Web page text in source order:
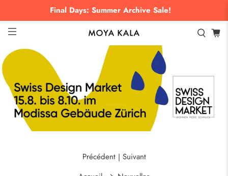
Final Days: Summer Archive Sale!
_
Précédent | Suivant